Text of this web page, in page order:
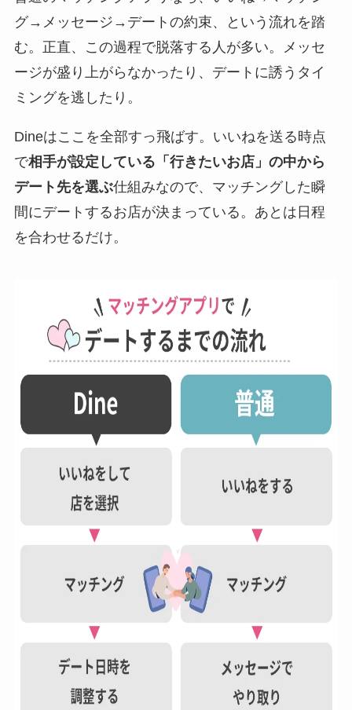
グ→メッセージ→デートの約束、という流れを踏
む。正直、この過程で脱落する人が多い。メッセ
ージが盛り上がらなかったり、デートに誘うタイ
ミングを逃したり。
Dineはここを全部すっ飛ばす。いいねを送る時点
で相手が設定している「行きたいお店」の中から
デート先を選ぶ仕組みなので、マッチングした瞬
間にデートするお店が決まっている。あとは日程
を合わせるだけ。